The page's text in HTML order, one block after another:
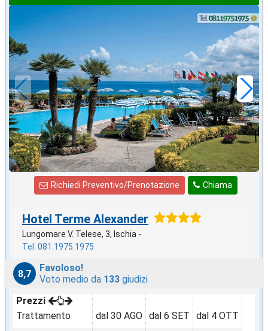
settembre
in offerta da
€70,00
a notte
Chiama
Richiedi Preventivo/Prenotazione
Hotel Terme Alexander
Lungomare V. Telese, 3, Ischia -
Tel. 081.1975.1975
8,7
Favoloso!
Voto medio da 133 giudizi
Prezzi
Trattamento
dal 30 AGO dal 6 SET dal 4 OTT